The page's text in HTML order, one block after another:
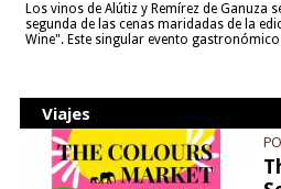
Los vinos de Alútiz y Remírez de Ganuza
segunda de las cenas maridadas de la
Wine". Este singular evento
Viajes